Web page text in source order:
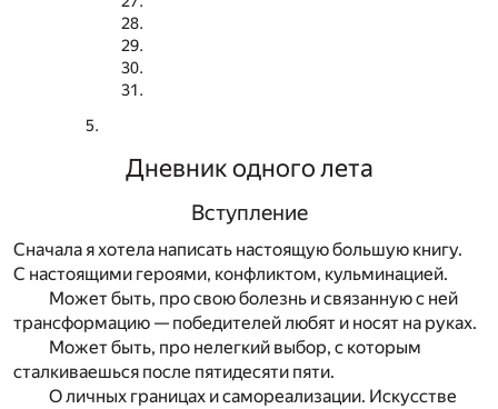
Дневник одного лета
Вступление
Сначала я хотела написать настоящую большую книгу.
С настоящими героями, конфликтом, кульминацией.
Может быть, про свою болезнь и связанную с ней
трансформацию — победителей любят и носят на руках.
Может быть, про нелегкий выбор, с которым
сталкиваешься после пятидесяти пяти.
О личных границах и самореализации. Искусстве